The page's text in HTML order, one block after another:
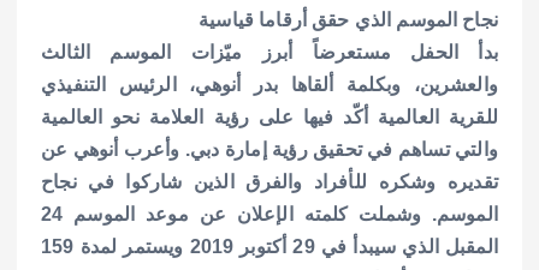
نجاح الموسم الذي حقق أرقاما قياسية
بدأ الحفل مستعرضاً أبرز ميّزات الموسم الثالث
والعشرين، وبكلمة ألقاها بدر أنوهي، الرئيس التنفيذي
للقرية العالمية أكّد فيها على رؤية العلامة نحو العالمية
والتي تساهم في تحقيق رؤية إمارة دبي. وأعرب أنوهي عن
تقديره وشكره للأفراد والفرق الذين شاركوا في نجاح
الموسم. وشملت كلمته الإعلان عن موعد الموسم 24
المقبل الذي سيبدأ في 29 أكتوبر 2019 ويستمر لمدة 159